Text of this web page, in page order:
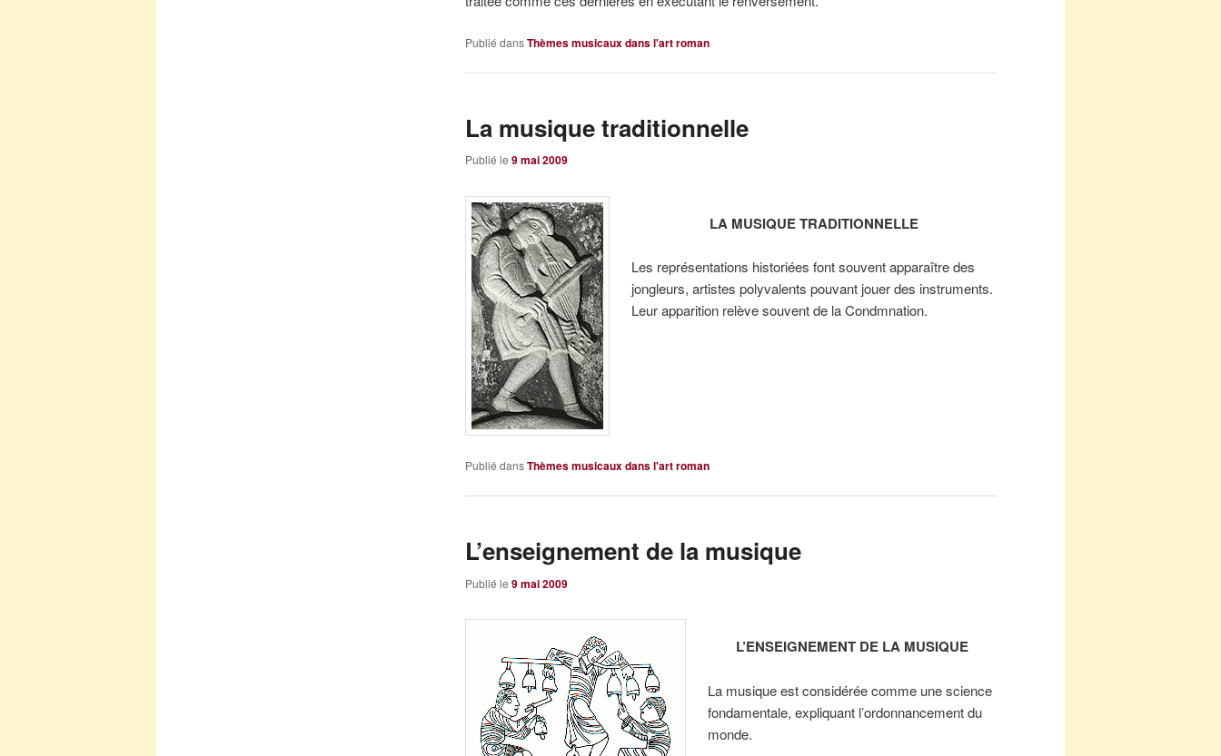
Publié dansThèmes musicaux dans l'art roman
La musique traditionnelle
Publié le 9 mai 2009
LA MUSIQUE TRADITIONNELLE
Les représentations historiées font souvent apparaître des
jongleurs, artistes polyvalents pouvant jouer des instruments.
Leur apparition relève souvent de la Condmnation.
Publié dansThèmes musicaux dans l'art roman
L’enseignement de la musique
Publié le 9 mai 2009
L’ENSEIGNEMENT DE LA MUSIQUE
La musique est considérée comme une science
fondamentale, expliquant l’ordonnancement du
monde.